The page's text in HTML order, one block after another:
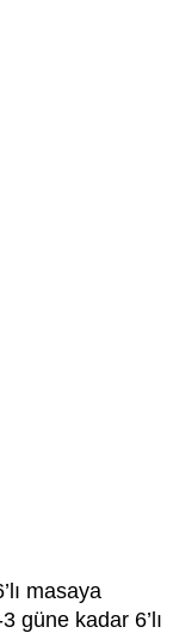
masaya
güne kadar 6’lı